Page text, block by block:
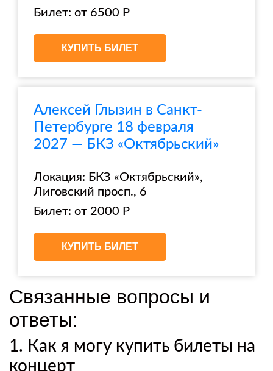
Билет: от 6500 Р
КУПИТЬ БИЛЕТ
Алексей Глызин в Санкт-
Петербурге 18 февраля
2027 — БКЗ «Октябрьский»
Локация: БКЗ «Октябрьский»,
Лиговский просп., 6
Билет: от 2000 Р
КУПИТЬ БИЛЕТ
Связанные вопросы и
ответы:
1. Как я могу купить билеты на
концерт